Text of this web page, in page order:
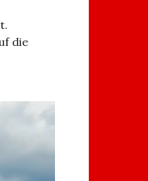
die